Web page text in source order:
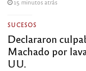
15 minutos atrás
SUCESOS
Declararon
Machado por
UU.